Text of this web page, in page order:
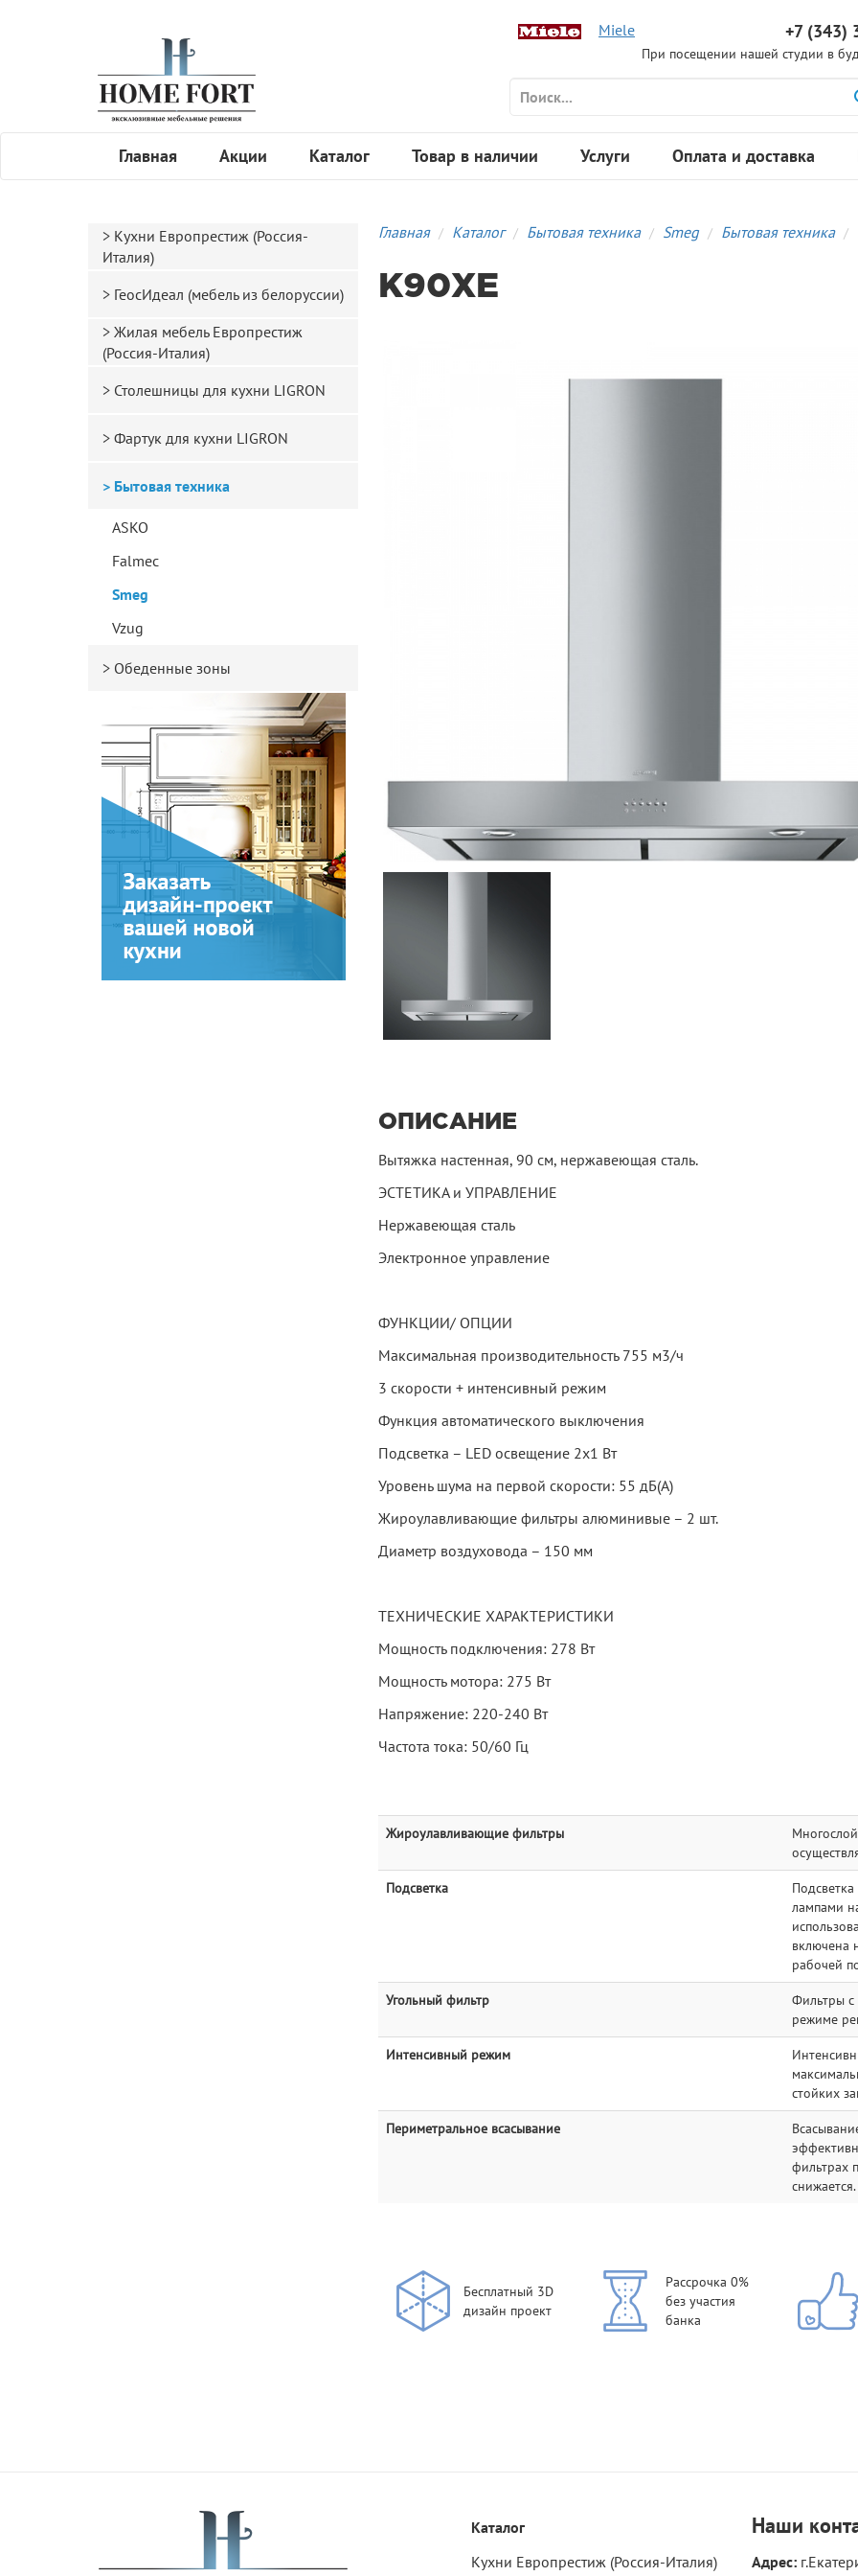
Miele +7 (343)
При посещении нашей студии в
Главная Акции Каталог Товар в наличии Услуги Оплата и доставка
Главная Каталог Бытовая техника Smeg Бытовая техника
Кухни Европрестиж (Россия-
Италия)
ГеосИдеал (мебель из белоруссии)
Жилая мебель Европрестиж
(Россия-Италия)
Столешницы для кухни LIGRON
Фартук для кухни LIGRON
Бытовая техника
ASKO
Falmec
Smeg
Vzug
Обеденные зоны
K90XE
ОПИСАНИЕ
Вытяжка настенная, 90 см, нержавеющая сталь.
ЭСТЕТИКА и УПРАВЛЕНИЕ
Нержавеющая сталь
Электронное управление
ФУНКЦИИ/ ОПЦИИ
Максимальная производительность 755 м3/ч
3 скорости + интенсивный режим
Функция автоматического выключения
Подсветка – LED освещение 2х1 Вт
Уровень шума на первой скорости: 55 дБ(А)
Жироулавливающие фильтры алюминивые – 2 шт.
Диаметр воздуховода – 150 мм
ТЕХНИЧЕСКИЕ ХАРАКТЕРИСТИКИ
Мощность подключения: 278 Вт
Мощность мотора: 275 Вт
Напряжение: 220-240 Вт
Частота тока: 50/60 Гц
Жироулавливающие фильтры
Подсветка
лампами
включена
рабочей
Угольный фильтр
Фильтры с
режиме
Интенсивный режим
стойких
Периметральное всасывание
фильтрах
снижается.
Бесплатный 3D
дизайн проект
Рассрочка 0%
без участия
банка
Каталог
Кухни Европрестиж (Россия-Италия)
Наши
Адрес: